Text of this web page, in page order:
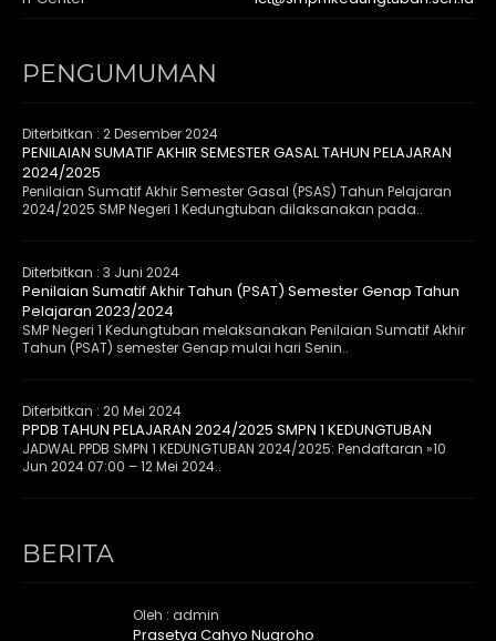
PENGUMUMAN
Diterbitkan : 2 Desember 2024
PENILAIAN SUMATIF AKHIR SEMESTER GASAL TAHUN PELAJARAN
2024/2025
Penilaian Sumatif Akhir Semester Gasal (PSAS) Tahun Pelajaran
2024/2025 SMP Negeri 1 Kedungtuban dilaksanakan pada..
Diterbitkan : 3 Juni 2024
Penilaian Sumatif Akhir Tahun (PSAT) Semester Genap Tahun
Pelajaran 2023/2024
SMP Negeri 1 Kedungtuban melaksanakan Penilaian Sumatif Akhir
Tahun (PSAT) semester Genap mulai hari Senin..
Diterbitkan : 20 Mei 2024
PPDB TAHUN PELAJARAN 2024/2025 SMPN 1 KEDUNGTUBAN
JADWAL PPDB SMPN 1 KEDUNGTUBAN 2024/2025: Pendaftaran »10
Jun 2024 07:00 – 12 Mei 2024..
BERITA
Oleh : admin
Prasetya Cahyo Nugroho